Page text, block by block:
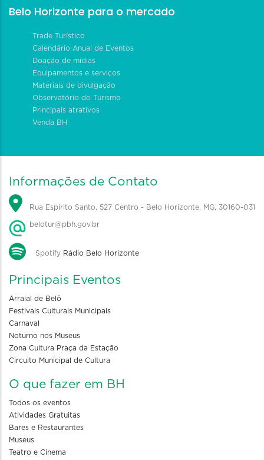
Belo Horizonte para o mercado
Trade Turístico
Calendário Anual de Eventos
Doação de mídias
Equipamentos e serviços
Materiais de divulgação
Observatório do Turismo
Principais atrativos
Venda BH
Informações de Contato
Rua Espírito Santo, 527 Centro - Belo Horizonte, MG, 30160-031
belotur@pbh.gov.br
Spotify Rádio Belo Horizonte
Principais Eventos
Arraial de Belô
Festivais Culturais Municipais
Carnaval
Noturno nos Museus
Zona Cultura Praça da Estação
Circuito Municipal de Cultura
O que fazer em BH
Todos os eventos
Atividades Gratuitas
Bares e Restaurantes
Museus
Teatro e Cinema